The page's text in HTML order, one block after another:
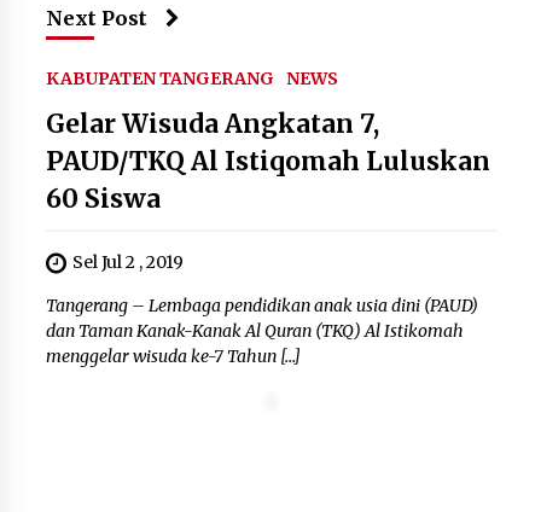
Next Post
KABUPATEN TANGERANG NEWS
Gelar Wisuda Angkatan 7,
PAUD/TKQ Al Istiqomah Luluskan
60 Siswa
Sel Jul 2 , 2019
Tangerang – Lembaga pendidikan anak usia dini (PAUD)
dan Taman Kanak-Kanak Al Quran (TKQ) Al Istikomah
menggelar wisuda ke-7 Tahun […]